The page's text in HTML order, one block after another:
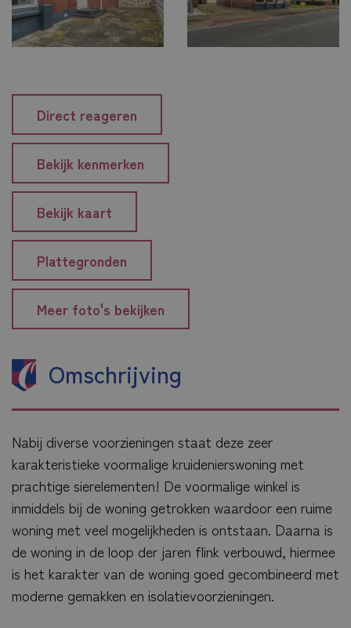
Direct reageren
Bekijk kenmerken
Bekijk kaart
Plattegronden
Meer foto's bekijken
Omschrijving
Nabij diverse voorzieningen staat deze zeer
karakteristieke voormalige kruidenierswoning met
prachtige sierelementen! De voormalige winkel is
inmiddels bij de woning getrokken waardoor een ruime
woning met veel mogelijkheden is ontstaan. Daarna is
de woning in de loop der jaren flink verbouwd, hiermee
is het karakter van de woning goed gecombineerd met
moderne gemakken en isolatievoorzieningen.